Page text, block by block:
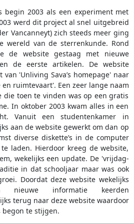
begin 2003 als een experiment met
werd dit project al snel uitgebreid
Vancanneyt) zich steeds meer ging
wereld van de sterrenkunde. Rond
de website gestaag met nieuwe
de eerste artikelen. De website
'Unliving Sava’s homepage' naar
ruimtevaart'. Een zeer lange naam
die toen te vinden was op een gratis
In oktober 2003 kwam alles in een
Vanuit een studentenkamer in
aan de website gewerkt om dan op
diverse diskette’s in de computer
laden. Hierdoor kreeg de website,
wekelijks een update. De 'vrijdag-
in dat schooljaar maar was ook
Doordat deze website wekelijks
nieuwe informatie keerden
terug naar deze website waardoor
begon te stijgen.